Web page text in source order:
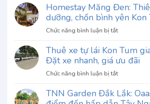
Lạt:
Khám
phá
vị
độc
quên
phá
Vườn
Uyển
Đà
Lạt:
Giá
2026
Homestay Măng Đen:
dưỡng, chốn bình yên Kon
Chức năng bình luận bị tắtở
Măng
Đen:
đường
nghỉ
dưỡng,
Thuê xe tự lái Kon Tum
Đặt xe nhanh, giá ưu đãi
Chức năng bình luận bị tắtở
xe
tự
TNN Garden Đắk Lắk: